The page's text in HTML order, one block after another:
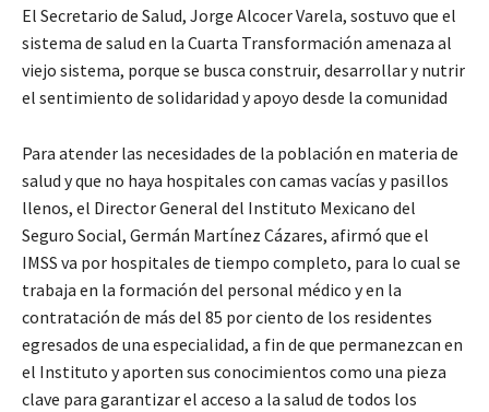
El Secretario de Salud, Jorge Alcocer Varela, sostuvo que el
sistema de salud en la Cuarta Transformación amenaza al
viejo sistema, porque se busca construir, desarrollar y nutrir
el sentimiento de solidaridad y apoyo desde la comunidad
Para atender las necesidades de la población en materia de
salud y que no haya hospitales con camas vacías y pasillos
llenos, el Director General del Instituto Mexicano del
Seguro Social, Germán Martínez Cázares, afirmó que el
IMSS va por hospitales de tiempo completo, para lo cual se
trabaja en la formación del personal médico y en la
contratación de más del 85 por ciento de los residentes
egresados de una especialidad, a fin de que permanezcan en
el Instituto y aporten sus conocimientos como una pieza
clave para garantizar el acceso a la salud de todos los